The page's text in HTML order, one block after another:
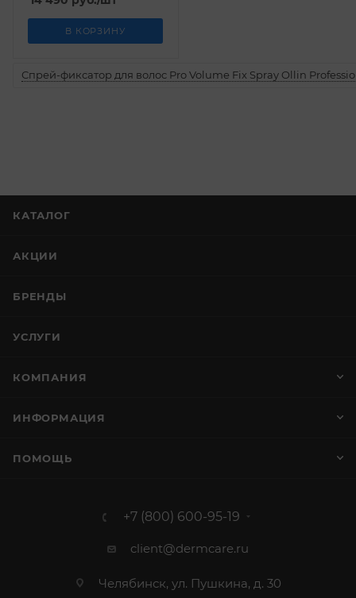
В КОРЗИНУ
Спрей-фиксатор для волос Pro Volume Fix Spray Ollin
КАТАЛОГ
АКЦИИ
БРЕНДЫ
УСЛУГИ
КОМПАНИЯ
ИНФОРМАЦИЯ
ПОМОЩЬ
+7 (800) 600-95-19
client@dermcare.ru
Челябинск, ул. Пушкина, д. 30